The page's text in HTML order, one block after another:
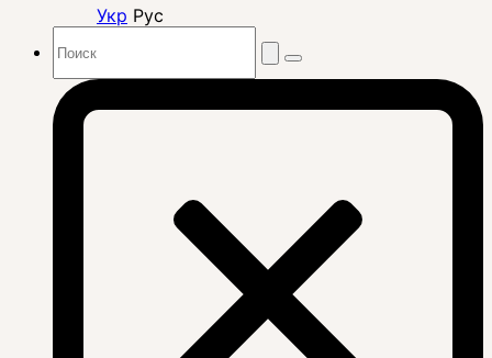
Укр Рус